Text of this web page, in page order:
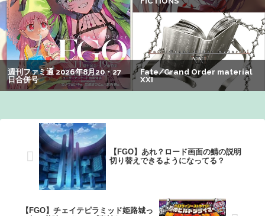
でシコらせにくるｗｗｗ：26/08/01のニュース
【悲報】映画館の客、ほぼバイオテロレベルのやらかしで
観客が避難する事態にｗｗｗｗ
【衝撃】クルタ族虐 殺の犯人、ツェリードニヒで確定！ク
ロロの演劇のせいで2人も無駄死ににwwww
友達って感じで性的な目では見れないｗ」←これｗｗｗ
ｗ：26/08/06のニュース
【FGO】あれ？ロード画面の鯖の説明
切り替えできるようになってる？
【FGO】チェイテピラミッド姫路城っ